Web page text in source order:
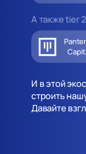
И в этой
строить
Давайте
А также tier